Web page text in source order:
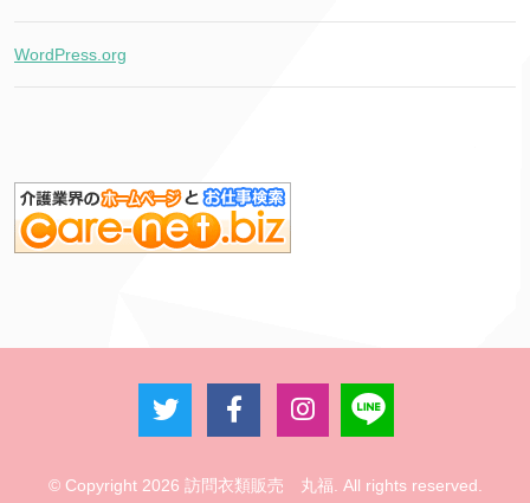
WordPress.org
© Copyright 2026 訪問衣類販売 丸福. All rights reserved.